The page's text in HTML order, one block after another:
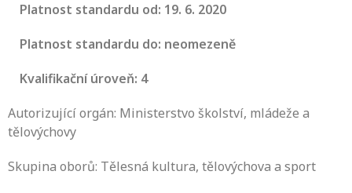
Platnost standardu od: 19. 6. 2020
Platnost standardu do: neomezeně
Kvalifikační úroveň: 4
Autorizující orgán: Ministerstvo školství, mládeže a
tělovýchovy
Skupina oborů: Tělesná kultura, tělovýchova a sport
Projděte si seznam profesních kvalifikací.